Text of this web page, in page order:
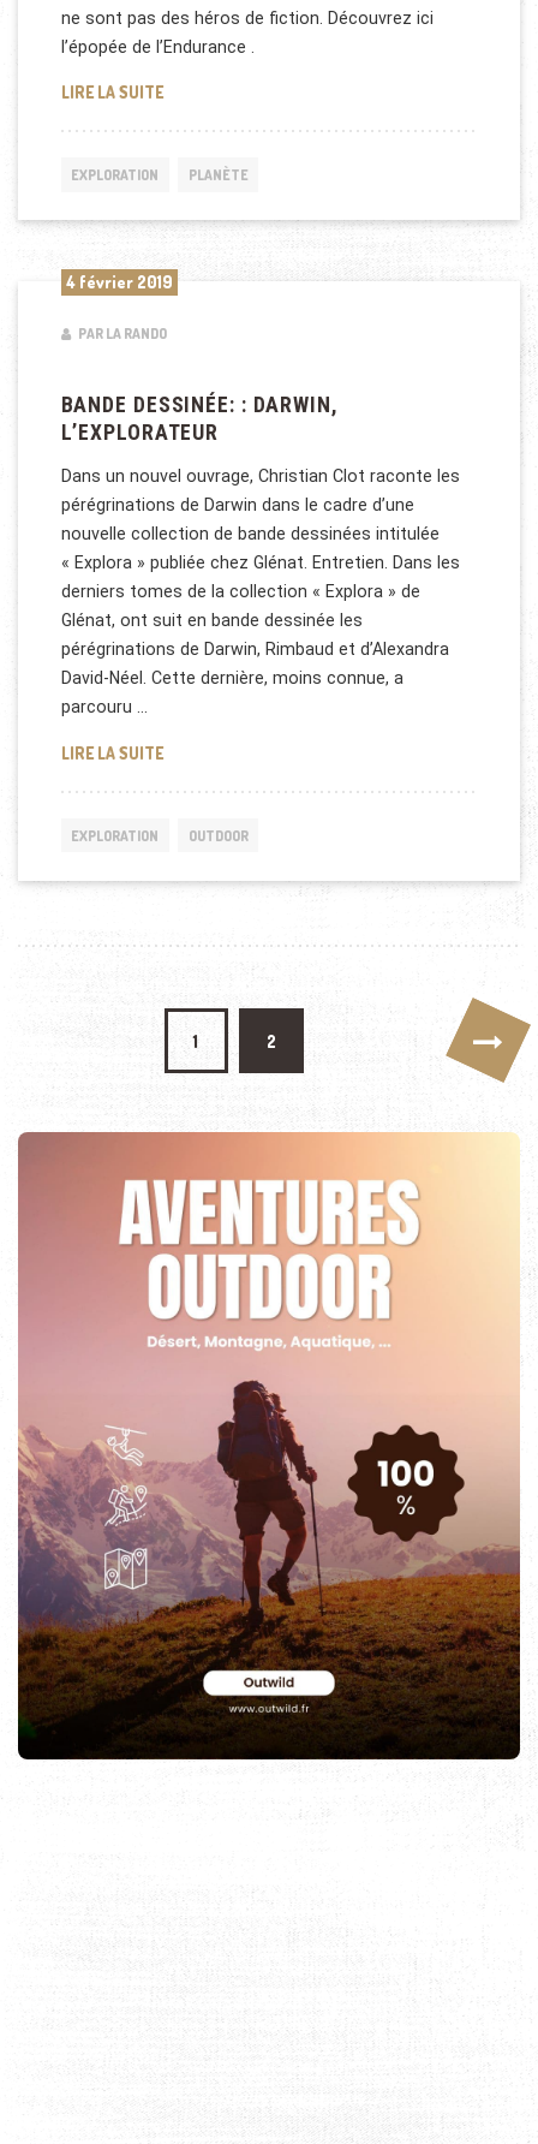
ne sont pas des héros de fiction. Découvrez ici
l’épopée de l’Endurance .
LIRE LA SUITEEXPÉDITION AU PÔLE SUD DE SIR ENERST
EXPLORATION PLANÈTE
4 février 2019
PAR LA RANDO
BANDE DESSINÉE: : DARWIN,
L’EXPLORATEUR
Dans un nouvel ouvrage, Christian Clot raconte les
pérégrinations de Darwin dans le cadre d’une
nouvelle collection de bande dessinées intitulée
« Explora » publiée chez Glénat. Entretien. Dans les
derniers tomes de la collection « Explora » de
Glénat, ont suit en bande dessinée les
pérégrinations de Darwin, Rimbaud et d’Alexandra
David-Néel. Cette dernière, moins connue, a
parcouru …
LIRE LA SUITEBANDE DESSINÉE: : DARWIN, L’EXPLORATEUR
EXPLORATION OUTDOOR
Pagination des publications
1 2